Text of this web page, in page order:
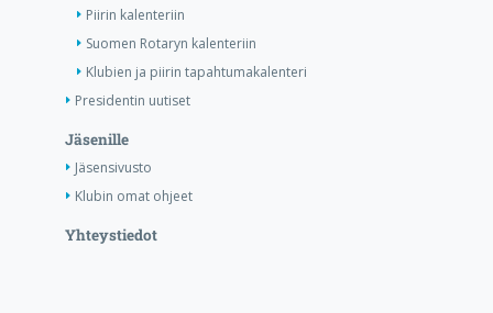
Piirin kalenteriin
Suomen Rotaryn kalenteriin
Klubien ja piirin tapahtumakalenteri
Presidentin uutiset
Jäsenille
Jäsensivusto
Klubin omat ohjeet
Yhteystiedot